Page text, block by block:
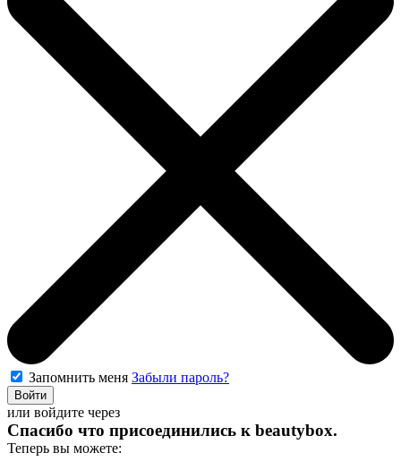
Запомнить меня Забыли пароль?
Войти
или войдите через
Спасибо что присоединились к beautybox.
Теперь вы можете: